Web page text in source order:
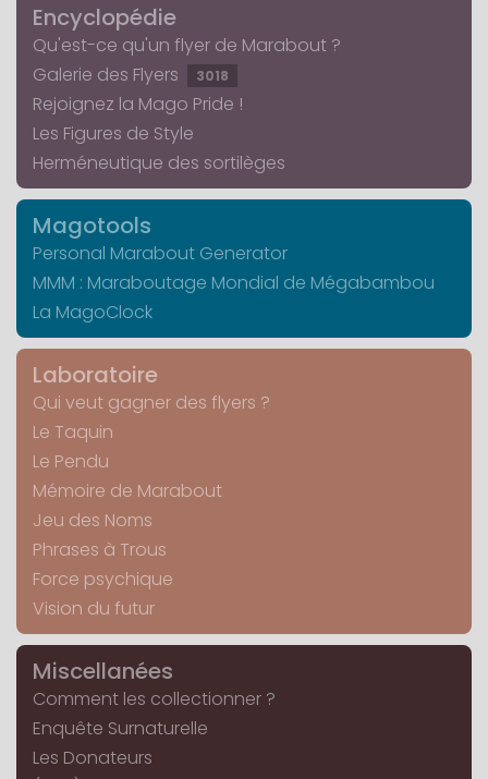
Encyclopédie
Qu'est-ce qu'un flyer de Marabout ?
Galerie des Flyers
3018
Rejoignez la Mago Pride !
Les Figures de Style
Herméneutique des sortilèges
Magotools
Personal Marabout Generator
MMM : Maraboutage Mondial de Mégabambou
La MagoClock
Laboratoire
Qui veut gagner des flyers ?
Le Taquin
Le Pendu
Mémoire de Marabout
Jeu des Noms
Phrases à Trous
Force psychique
Vision du futur
Miscellanées
Comment les collectionner ?
Enquête Surnaturelle
Les Donateurs